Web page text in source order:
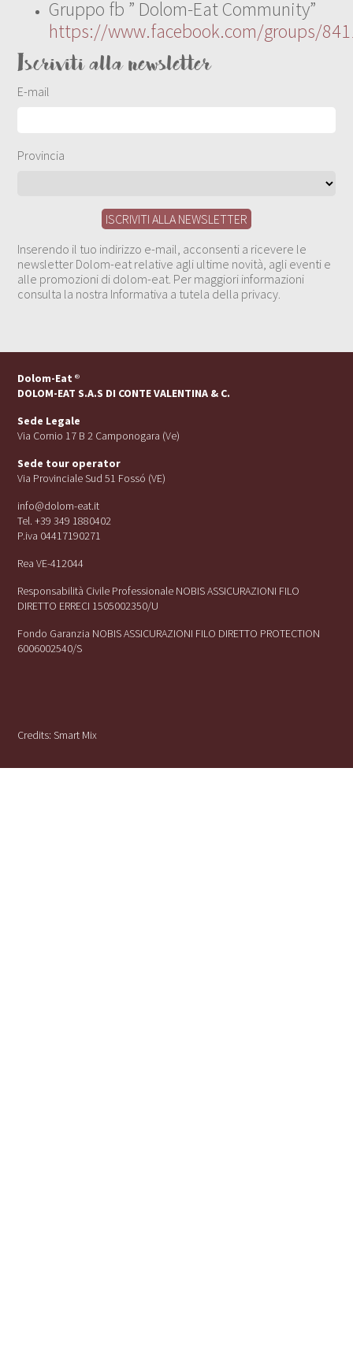
Gruppo fb ” Dolom-Eat Community”
https://www.facebook.com/groups/
Iscriviti alla newsletter
E-mail
Provincia
Inserendo il tuo indirizzo e-mail, acconsenti a ricevere le
newsletter Dolom-eat relative agli ultime novità, agli eventi e
alle promozioni di dolom-eat. Per maggiori informazioni
consulta la nostra Informativa a tutela della privacy.
Dolom-Eat ®
DOLOM-EAT S.A.S DI CONTE VALENTINA & C.
Sede Legale
Via Cornio 17 B 2 Camponogara (Ve)
Sede tour operator
Via Provinciale Sud 51 Fossó (VE)
info@dolom-eat.it
Tel. +39 349 1880402
P.iva 04417190271
Rea VE-412044
Responsabilità Civile Professionale NOBIS ASSICURAZIONI FILO
DIRETTO ERRECI 1505002350/U
Fondo Garanzia NOBIS ASSICURAZIONI FILO DIRETTO PROTECTION
6006002540/S
Credits:Smart Mix